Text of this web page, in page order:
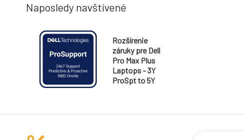
Naposledy navštívené
Rozšírenie
záruky pre Dell
Pro Max Plus
Laptops - 3Y
ProSpt to 5Y